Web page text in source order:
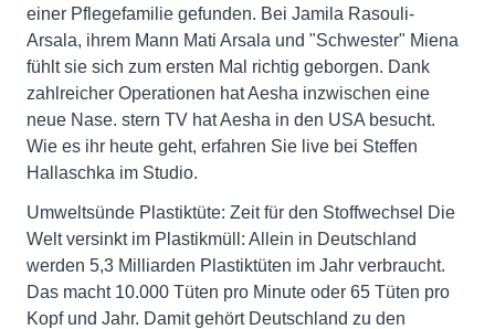
einer Pflegefamilie gefunden. Bei Jamila Rasouli-
Arsala, ihrem Mann Mati Arsala und "Schwester" Miena
fühlt sie sich zum ersten Mal richtig geborgen. Dank
zahlreicher Operationen hat Aesha inzwischen eine
neue Nase. stern TV hat Aesha in den USA besucht.
Wie es ihr heute geht, erfahren Sie live bei Steffen
Hallaschka im Studio.
Umweltsünde Plastiktüte: Zeit für den Stoffwechsel Die
Welt versinkt im Plastikmüll: Allein in Deutschland
werden 5,3 Milliarden Plastiktüten im Jahr verbraucht.
Das macht 10.000 Tüten pro Minute oder 65 Tüten pro
Kopf und Jahr. Damit gehört Deutschland zu den